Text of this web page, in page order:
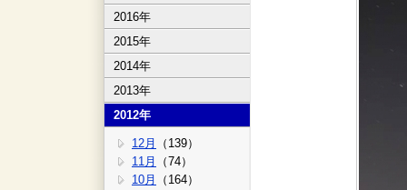
2016年
2015年
2014年
2013年
2012年
12月
（139）
11月
（74）
10月
（164）